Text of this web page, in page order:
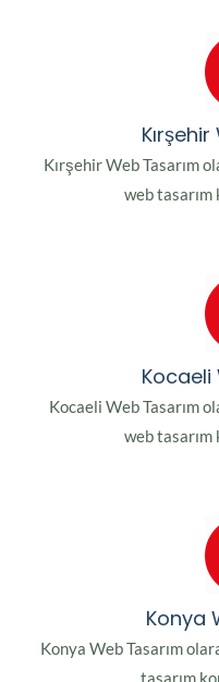
Kırşehir Web Tasarım
web tasarım
Kocaeli
Kocaeli Web Tasarım
web tasarım
Konya
Konya Web Tasarım
tasarım